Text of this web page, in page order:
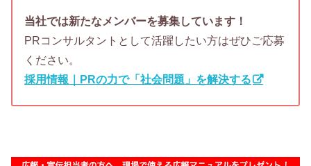
当社では新たなメンバーを募集しています！
PRコンサルタントとして活躍したい方はぜひご応募
ください。
採用情報｜PRの力で「社会問題」を解決する